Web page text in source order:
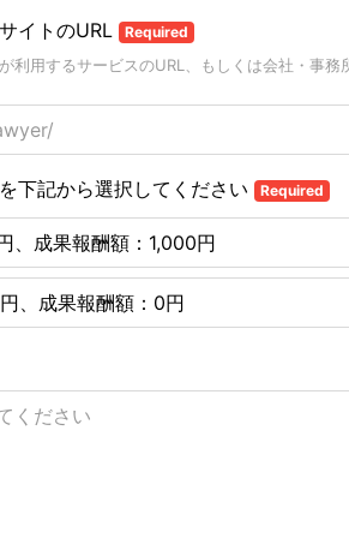
イトのURL Required
利用するサービスのURL、もしくは会社・事務
下記から選択してください Required
、成果報酬額：1,000円
、成果報酬額：0円